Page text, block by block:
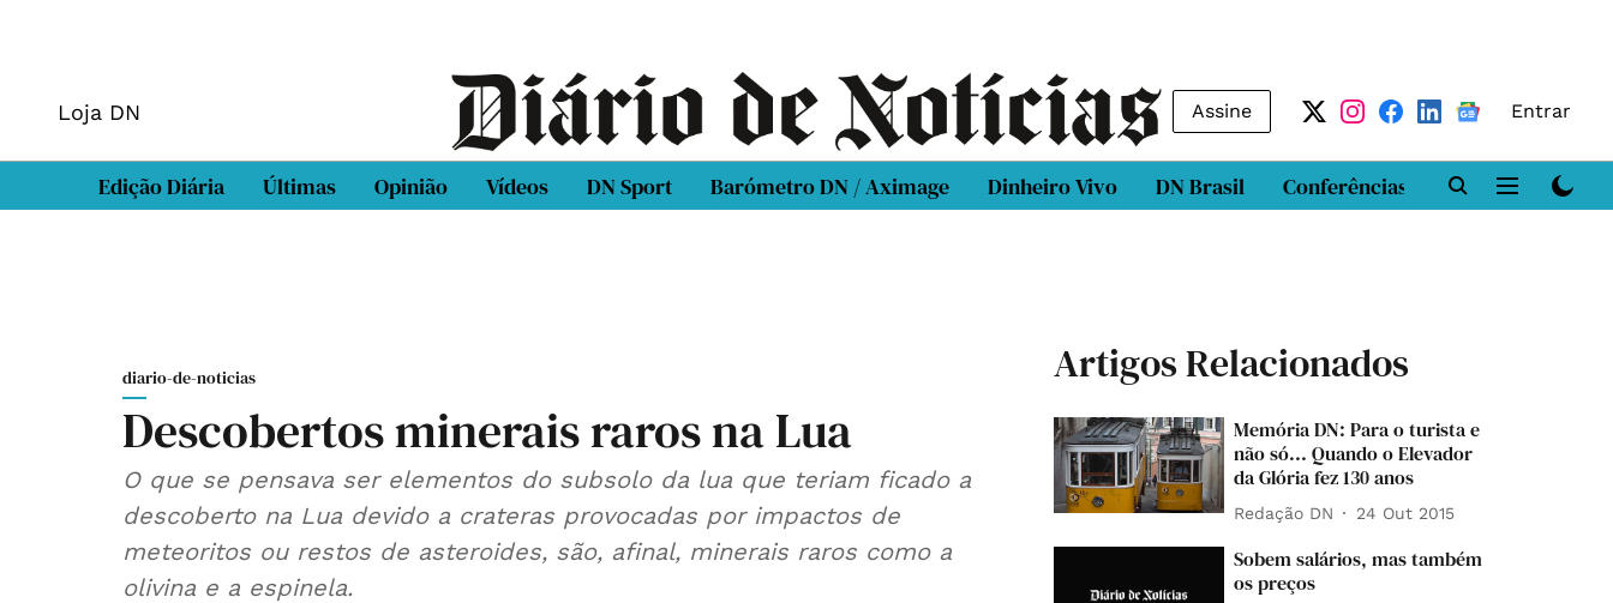
Loja DN Assine Entrar
Edição Diária Últimas Opinião Vídeos DN Sport Barómetro DN / Aximage Dinheiro Vivo DN Brasil Conferências DN LAB
diario-de-noticias
Descobertos minerais raros na Lua
O que se pensava ser elementos do subsolo da lua que teriam ficado a
descoberto na Lua devido a crateras provocadas por impactos de
meteoritos ou restos de asteroides, são, afinal, minerais raros como a
olivina e a espinela.
Artigos Relacionados
Memória DN: Para o turista e
não só... Quando o Elevador
da Glória fez 130 anos
Redação DN 24 Out 2015
Sobem salários, mas também
os preços